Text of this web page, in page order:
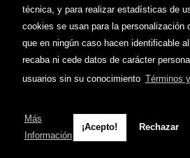
técnica, y para realizar estadísticas de
cookies se usan para la personalización
que en ningún caso hacen identificable
recaba ni cede datos de carácter
usuarios sin su conocimiento Términos
Más
Información
¡Acepto! Rechazar
© 2026 - Todos los derechos